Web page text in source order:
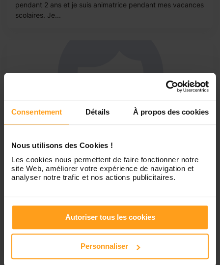
Consentement Détails À propos des cookies
Nous utilisons des Cookies !
Les cookies nous permettent de faire fonctionner notre
site Web, améliorer votre expérience de navigation et
analyser notre trafic et nos actions publicitaires.
Autoriser tous les cookies
Personnaliser
pendant 2 ans et je suis animatrice pendant mes vacances
scolaires. Je...
Mathis
licence LLCER en études nordiques à la Sorbonne, à Paris.
Je suis quelqu’un de sérieux, calme et responsable, avec
un bon contact avec les enfants. J’ai...